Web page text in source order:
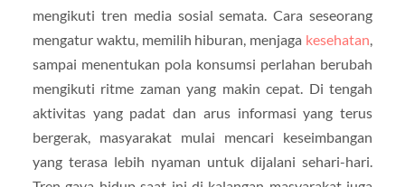
mengikuti tren media sosial semata. Cara seseorang
mengatur waktu, memilih hiburan, menjaga kesehatan
sampai menentukan pola konsumsi perlahan berubah
mengikuti ritme zaman yang makin cepat. Di tengah
aktivitas yang padat dan arus informasi yang terus
bergerak, masyarakat mulai mencari keseimbangan
yang terasa lebih nyaman untuk dijalani sehari-hari.